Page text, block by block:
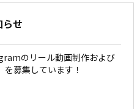
らせ
のリール動画制作および
募集しています！